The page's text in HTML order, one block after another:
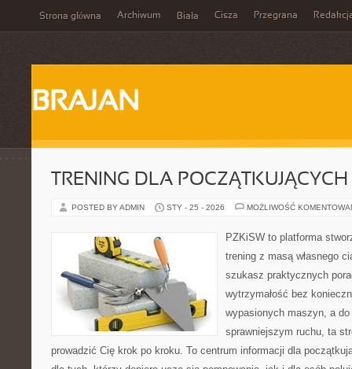
Strona główna Archiwum Biała Cisza Przegrana
BRAJAN
TRENING DLA POCZĄTKUJĄCYCH
POSTED BY ADMIN STY - 25 - 2026 MOŻLIWOŚĆ
PZKiSW to platforma
trening z masą własnego
szukasz praktycznych
wytrzymałość bez
wypasionych maszyn, a
sprawniejszym ruchu, ta
prowadzić Cię krok po kroku. To centrum informacji dla